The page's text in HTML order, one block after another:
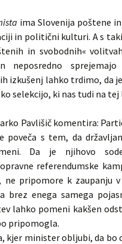
ima Slovenija poštene
in politični kulturi. A s
in svobodnih«
neposredno
izkušenj lahko trdimo, da
selekcijo, ki nas tudi na
Pavlišič komentira:
poveča s tem, da
Da je njihovo
referendumske
ne pripomore k zaupanju
brez enega samega
lahko pomeni kakšen
pripomogla.
kjer minister obljubi, da bo